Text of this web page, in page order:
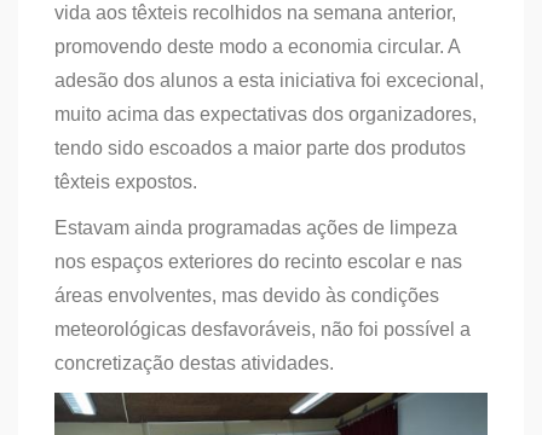
vida aos têxteis recolhidos na semana anterior,
promovendo deste modo a economia circular. A
adesão dos alunos a esta iniciativa foi excecional,
muito acima das expectativas dos organizadores,
tendo sido escoados a maior parte dos produtos
têxteis expostos.
Estavam ainda programadas ações de limpeza
nos espaços exteriores do recinto escolar e nas
áreas envolventes, mas devido às condições
meteorológicas desfavoráveis, não foi possível a
concretização destas atividades.